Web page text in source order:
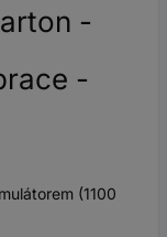
-
-
(1100